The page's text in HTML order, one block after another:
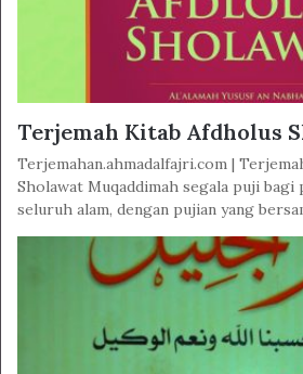
Terjemah Kitab Afdholus
Terjemahan.ahmadalfajri.com |
Sholawat Muqaddimah segala puji bagi
seluruh alam, dengan pujian yang